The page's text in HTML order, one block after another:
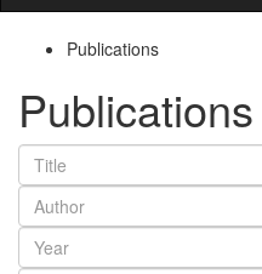
Publications
Publications